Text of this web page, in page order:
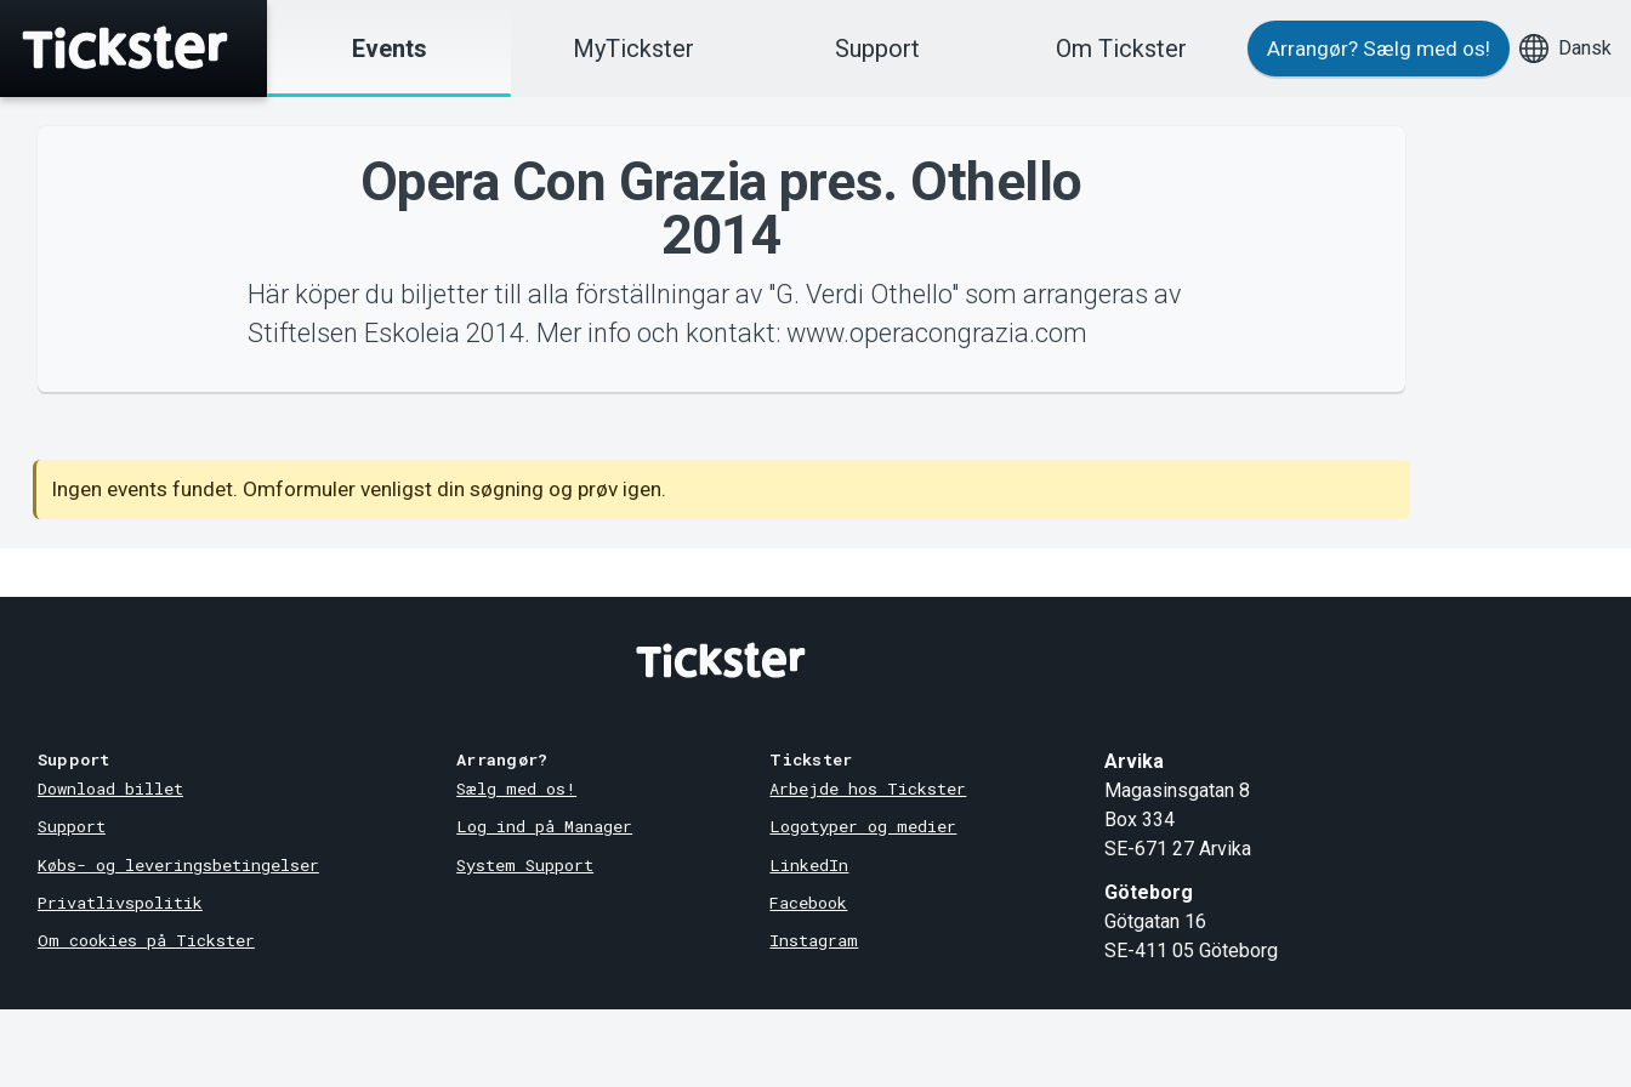
Events MyTickster Support Om Tickster Arrangør? Sælg med os! Dansk
Opera Con Grazia pres. Othello
2014
Här köper du biljetter till alla förställningar av "G. Verdi Othello" som arrangeras av
Stiftelsen Eskoleia 2014. Mer info och kontakt: www.operacongrazia.com
Ingen events fundet. Omformuler venligst din søgning og prøv igen.
Support
Download billet
Support
Købs- og leveringsbetingelser
Privatlivspolitik
Om cookies på Tickster
Arrangør?
Sælg med os!
Log ind på Manager
System Support
Tickster
Arbejde hos Tickster
Logotyper og medier
LinkedIn
Facebook
Instagram
Arvika
Magasinsgatan 8
Box 334
SE-671 27 Arvika
Göteborg
Götgatan 16
SE-411 05 Göteborg